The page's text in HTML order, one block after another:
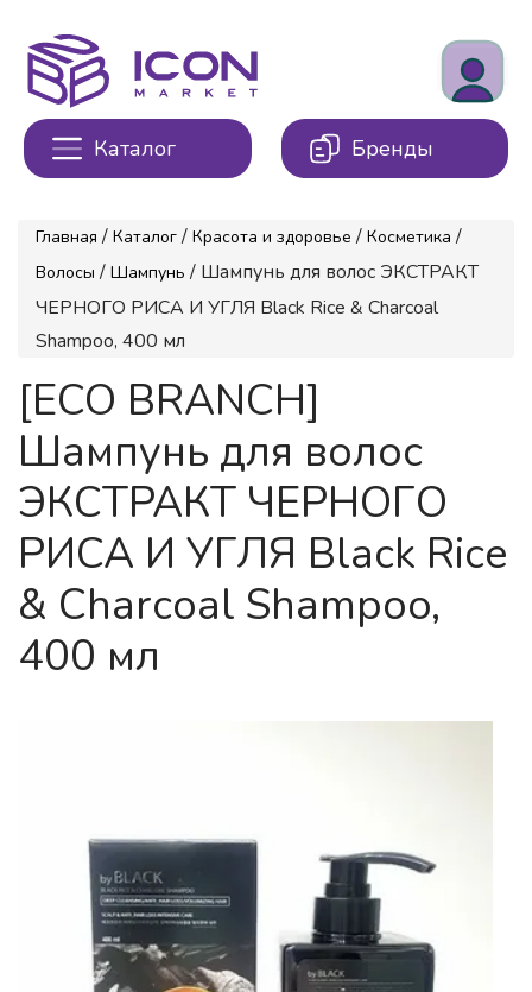
Каталог Бренды
Главная / Каталог / Красота и здоровье / Косметика /
Волосы / Шампунь / Шампунь для волос ЭКСТРАКТ
ЧЕРНОГО РИСА И УГЛЯ Black Rice & Charcoal
Shampoo, 400 мл
[ECO BRANCH]
Шампунь для волос
ЭКСТРАКТ ЧЕРНОГО
РИСА И УГЛЯ Black Rice
& Charcoal Shampoo,
400 мл